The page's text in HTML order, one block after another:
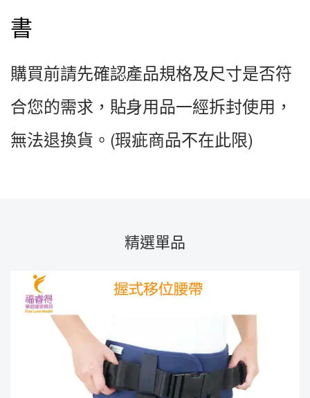
書
購買前請先確認產品規格及尺寸是否符
合您的需求，貼身用品一經拆封使用，
無法退換貨。(瑕疵商品不在此限)
精選單品